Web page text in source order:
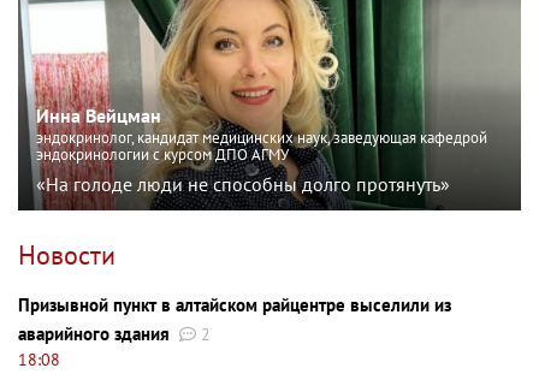
Инна Вейцман
эндокринолог, кандидат медицинских наук, заведующая кафедрой
эндокринологии с курсом ДПО АГМУ
«На голоде люди не способны долго протянуть»
Новости
Призывной пункт в алтайском райцентре выселили из
аварийного здания
2
18:08